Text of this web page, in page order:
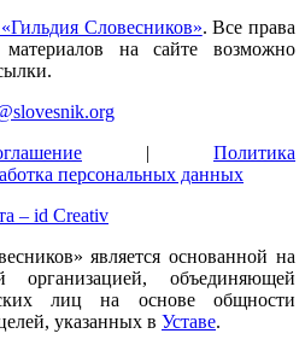
Словесников». Все права
на сайте возможно
| Политика
персональных данных
– id Creativ
является основанной на
организацией, объединяющей
лиц на основе общности
указанных в Уставе.